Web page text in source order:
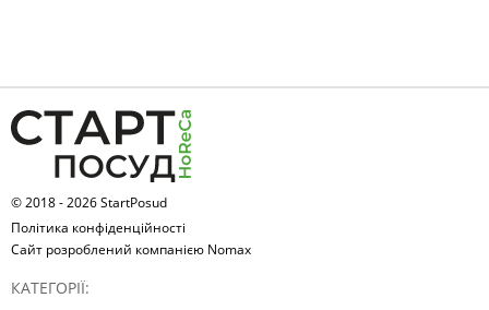
© 2018 - 2026 StartPosud
Політика конфіденційності
Сайт розроблений компанією Nomax
КАТЕГОРІЇ: